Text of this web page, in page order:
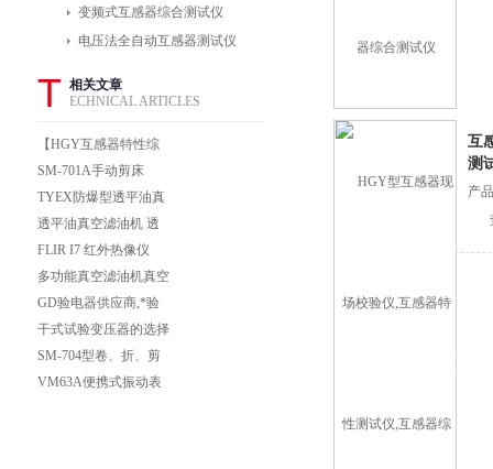
变频式互感器综合测试仪
电压法全自动互感器测试仪
T 相关文章
ECHNICAL ARTICLES
【HGY互感器特性综
合测试仪】浅析电流互
感变压器技术要点与选
择
SM-701A手动剪床
TYEX防爆型透平油真
空滤油机BZL系列防爆
滤油机
透平油真空滤油机 透
平油滤油机 汽轮机透
平油滤油机
FLIR I7 红外热像仪
FLIR I7 红外热像仪
多功能真空滤油机真空
净油机真空滤油机
GD验电器供应商,*验
电器,验电器
干式试验变压器的选择
技巧
SM-704型卷、折、剪
三用机
VM63A便携式振动表
互
测
产